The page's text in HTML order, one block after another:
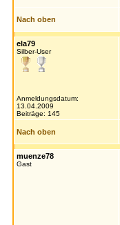
Nach oben
ela79
Silber-User
Anmeldungsdatum:
13.04.2009
Beiträge: 145
Nach oben
muenze78
Gast